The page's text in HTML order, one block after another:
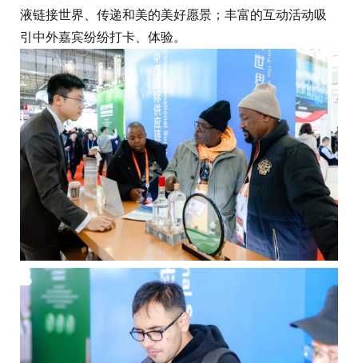
液链接世界、传递和美的美好愿景；丰富的互动活动吸
引中外嘉宾纷纷打卡、体验。